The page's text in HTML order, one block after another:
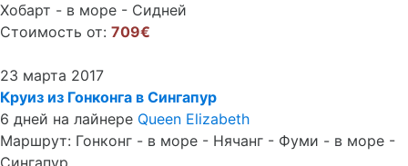
Хобарт - в море - Сидней
Стоимость от: 709€
23 марта 2017
Круиз из Гонконга в Сингапур
6 дней на лайнере Queen Elizabeth
Маршрут: Гонконг - в море - Нячанг - Фуми - в море -